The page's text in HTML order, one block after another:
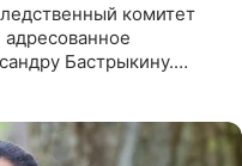
комитет
Бастрыкину.